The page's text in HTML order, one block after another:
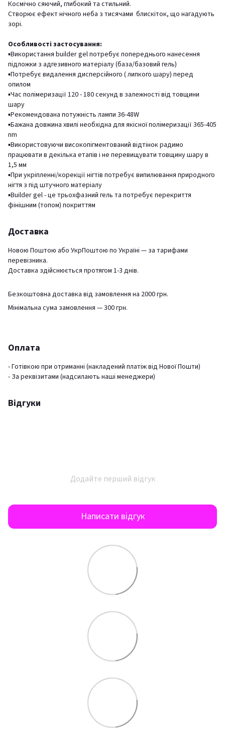
Космічно сяючий, глибокий та стильний.
Створює ефект нічного неба з тисячами блискіток, що нагадують
зорі.
Особливості застосування:
▪️Використання builder gel потребує попереднього нанесення
підложки з адгезивного матеріалу (база/базовий гель)
▪️Потребує видалення дисперсійного ( липкого шару) перед
опилом
▪️Час полімеризації 120 - 180 секунд в залежності від товщини
шару
▪️Рекомендована потужність лампи 36-48W
▪️Бажана довжина хвилі необхідна для якісної полімеризації 365-405
nm
▪️Використовуючи високопігментований відтінок радимо
працювати в декілька етапів і не перевищувати товщину шару в
1,5 мм
▪️При укріпленні/корекції нігтів потребує випилювання природного
нігтя з під штучного матеріалу
▪️Builder gel - це трьохфазний гель та потребує перекриття
фінішним (топом) покриттям
Доставка
Новою Поштою або УкрПоштою по Україні — за тарифами
перевізника.
Доставка здійснюється протягом 1-3 днів.
Безкоштовна доставка від замовлення на 2000 грн.
Мінімальна сума замовлення — 300 грн.
Оплата
- Готівкою при отриманні (накладений платіж від Нової Пошти)
- За реквізитами (надсилають наші менеджери)
Відгуки
Додайте перший відгук
Написати відгук